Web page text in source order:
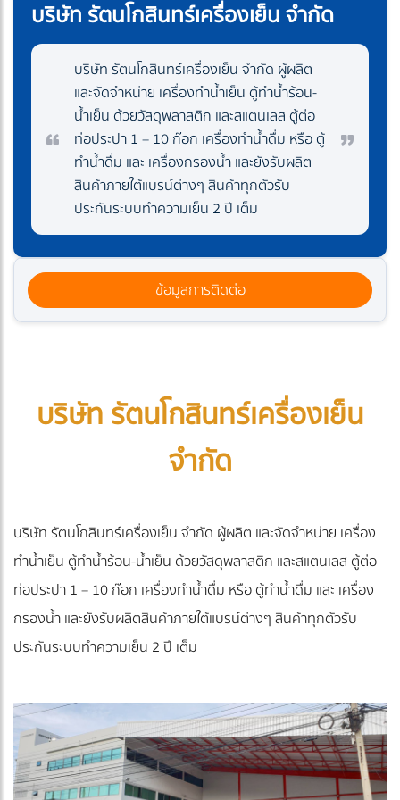
บริษัท รัตนโกสินทร์เครื่องเย็น จำกัด
บริษัท รัตนโกสินทร์เครื่องเย็น จำกัด ผู้ผลิต
และจัดจำหน่าย เครื่องทำน้ำเย็น ตู้ทำน้ำร้อน-
น้ำเย็น ด้วยวัสดุพลาสติก และสแตนเลส ตู้ต่อ
ท่อประปา 1 – 10 ก๊อก เครื่องทำน้ำดื่ม หรือ ตู้
ทำน้ำดื่ม และ เครื่องกรองน้ำ และยังรับผลิต
สินค้าภายใต้แบรน์ต่างๆ สินค้าทุกตัวรับ
ประกันระบบทำความเย็น 2 ปี เต็ม
ข้อมูลการติดต่อ
บริษัท รัตนโกสินทร์เครื่องเย็น
จำกัด
บริษัท รัตนโกสินทร์เครื่องเย็น จำกัด ผู้ผลิต และจัดจำหน่าย เครื่อง
ทำน้ำเย็น ตู้ทำน้ำร้อน-น้ำเย็น ด้วยวัสดุพลาสติก และสแตนเลส ตู้ต่อ
ท่อประปา 1 – 10 ก๊อก เครื่องทำน้ำดื่ม หรือ ตู้ทำน้ำดื่ม และ เครื่อง
กรองน้ำ และยังรับผลิตสินค้าภายใต้แบรน์ต่างๆ สินค้าทุกตัวรับ
ประกันระบบทำความเย็น 2 ปี เต็ม